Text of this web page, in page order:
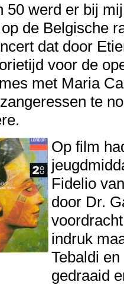
50 werd er bij
de Belgische
dat door
voor de
met Maria
te
Op film
Fidelio
door Dr.
indruk
Tebaldi
gedraaid